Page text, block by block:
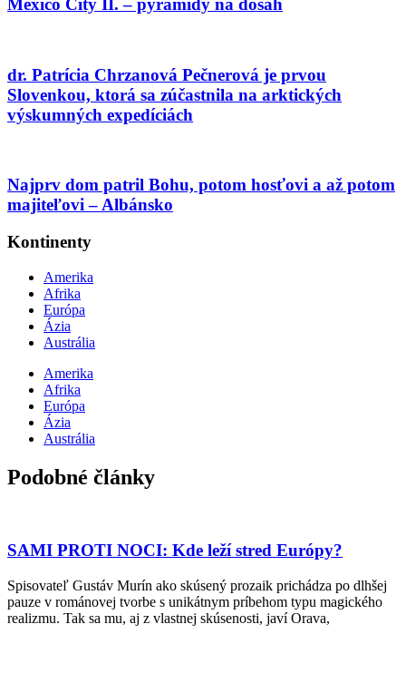
Mexico City II. – pyramídy na dosah
dr. Patrícia Chrzanová Pečnerová je prvou
Slovenkou, ktorá sa zúčastnila na arktických
výskumných expedíciách
Najprv dom patril Bohu, potom hosťovi a až potom
majiteľovi – Albánsko
Kontinenty
Amerika
Afrika
Európa
Ázia
Austrália
Amerika
Afrika
Európa
Ázia
Austrália
Podobné články
SAMI PROTI NOCI: Kde leží stred Európy?
Spisovateľ Gustáv Murín ako skúsený prozaik prichádza po dlhšej
pauze v románovej tvorbe s unikátnym príbehom typu magického
realizmu. Tak sa mu, aj z vlastnej skúsenosti, javí Orava,